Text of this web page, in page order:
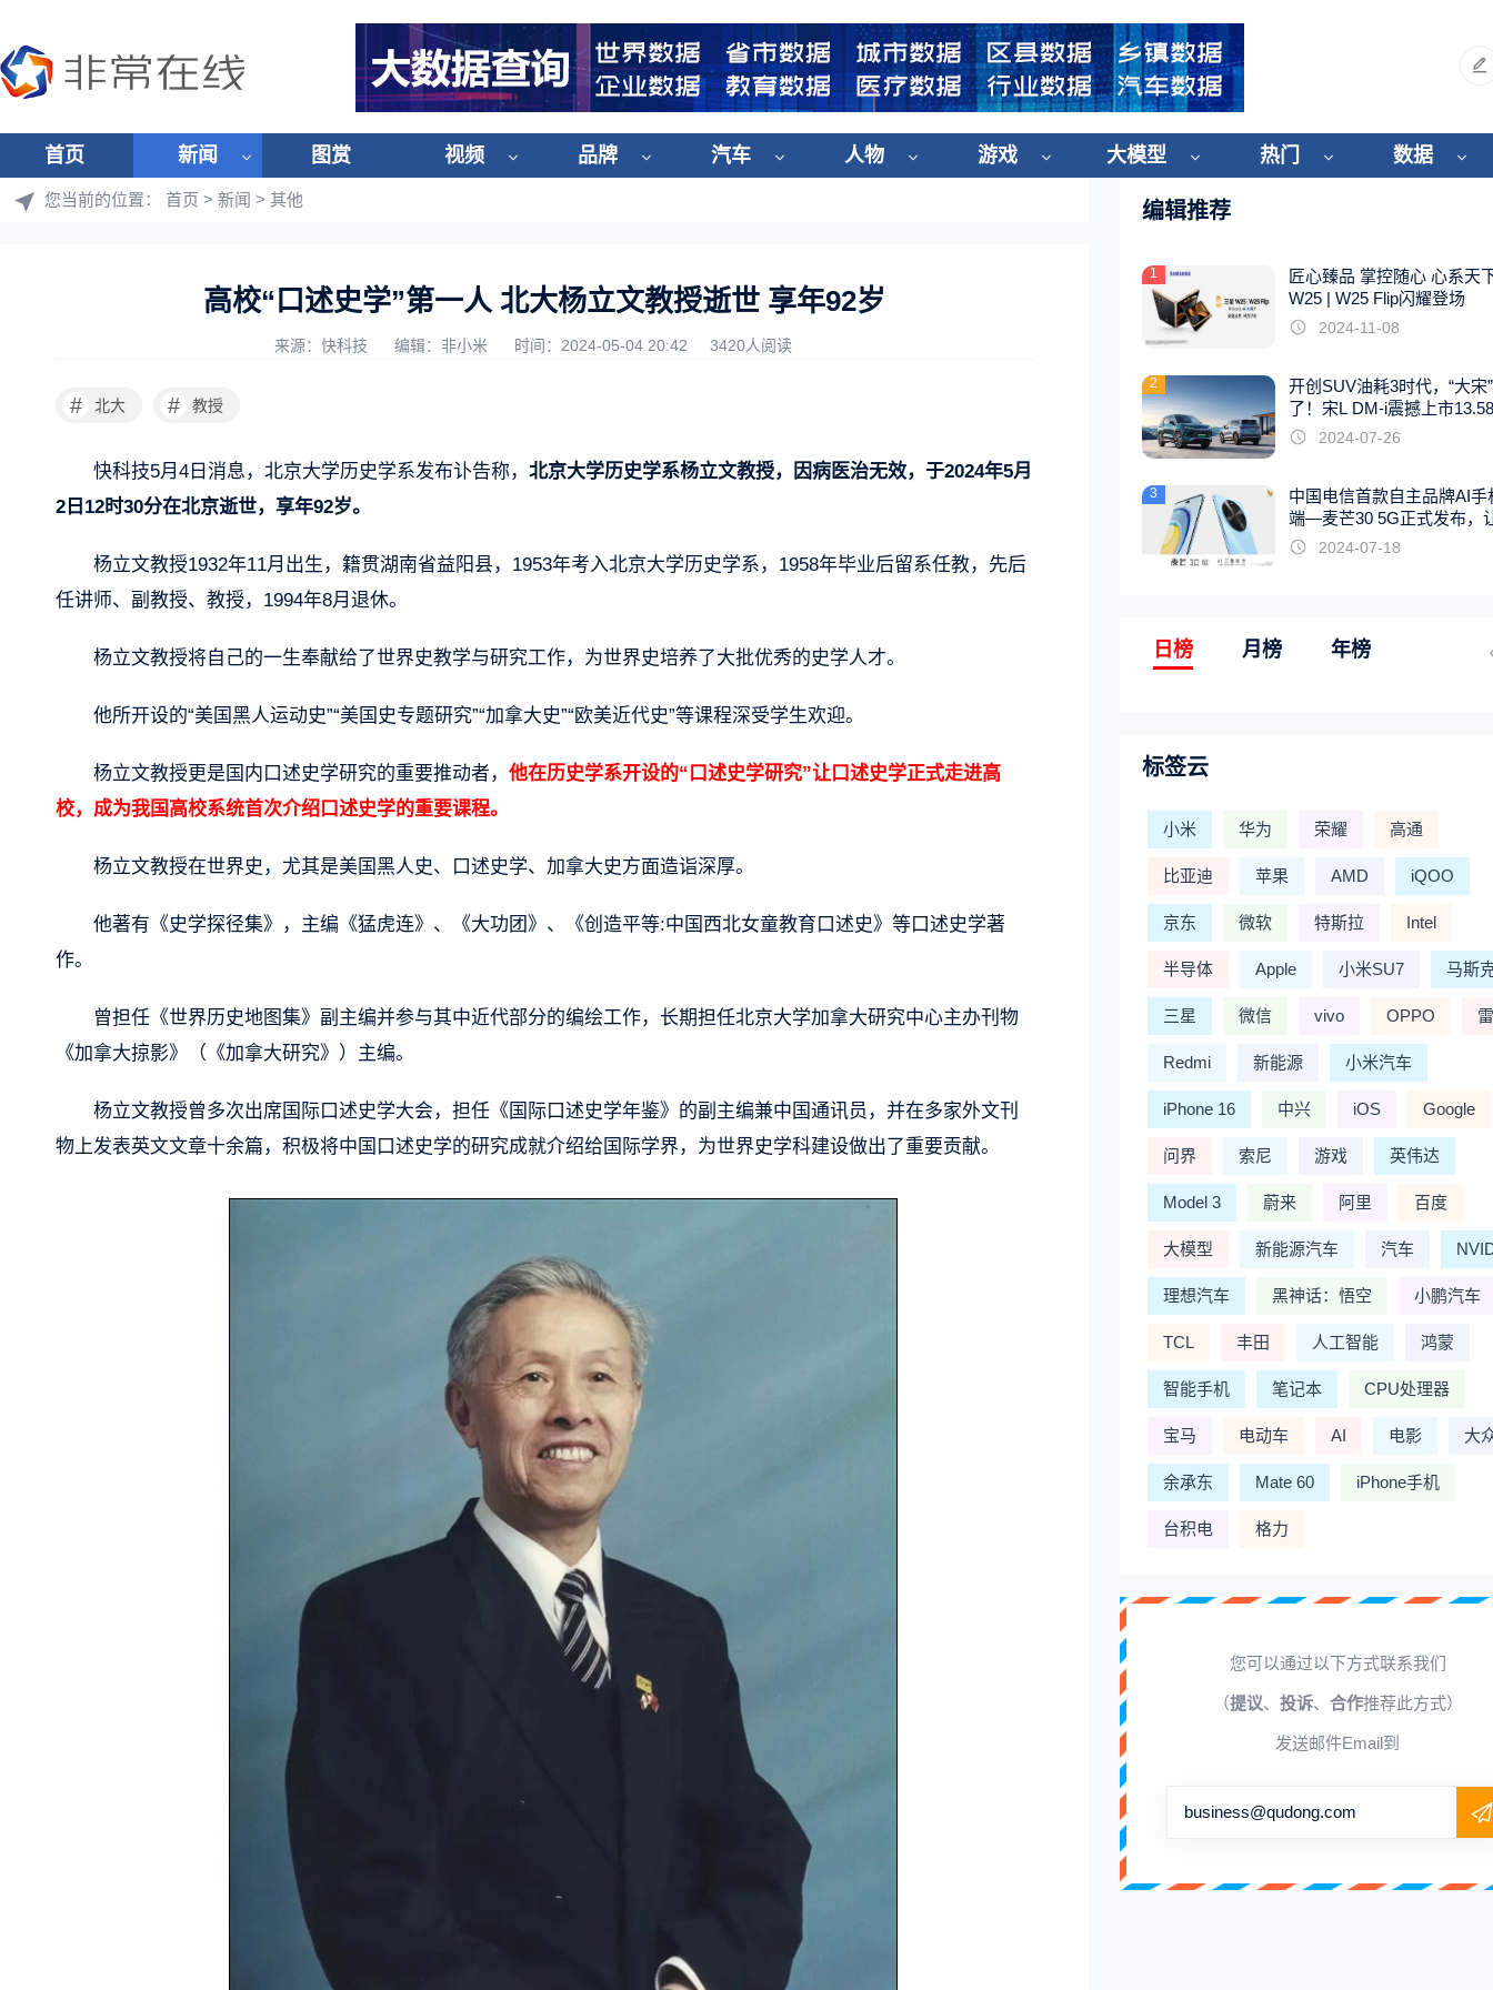
首页 新闻 图赏 视频 品牌 汽车 人物 游戏 大模型 热门 数据
您当前的位置： 首页 > 新闻 > 其他
高校“口述史学”第一人 北大杨立文教授逝世 享年92岁
来源：快科技 编辑：非小米 时间：2024-05-04 20:42 3420人阅读
# 北大 # 教授
快科技5月4日消息，北京大学历史学系发布讣告称， 北京大学历史学系杨立文教授，因病医治无效，于2024年5月
2日12时30分在北京逝世，享年92岁。
杨立文教授1932年11月出生，籍贯湖南省益阳县，1953年考入北京大学历史学系，1958年毕业后留系任教，先后
任讲师、副教授、教授，1994年8月退休。
杨立文教授将自己的一生奉献给了世界史教学与研究工作，为世界史培养了大批优秀的史学人才。
他所开设的“美国黑人运动史”“美国史专题研究”“加拿大史”“欧美近代史”等课程深受学生欢迎。
杨立文教授更是国内口述史学研究的重要推动者， 他在历史学系开设的“口述史学研究”让口述史学正式走进高
校，成为我国高校系统首次介绍口述史学的重要课程。
杨立文教授在世界史，尤其是美国黑人史、口述史学、加拿大史方面造诣深厚。
他著有《史学探径集》，主编《猛虎连》、《大功团》、《创造平等:中国西北女童教育口述史》等口述史学著
作。
曾担任《世界历史地图集》副主编并参与其中近代部分的编绘工作，长期担任北京大学加拿大研究中心主办刊物
《加拿大掠影》（《加拿大研究》）主编。
杨立文教授曾多次出席国际口述史学大会，担任《国际口述史学年鉴》的副主编兼中国通讯员，并在多家外文刊
物上发表英文文章十余篇，积极将中国口述史学的研究成就介绍给国际学界，为世界史学科建设做出了重要贡献。
编辑推荐
1
匠心臻品 掌控随心 心系天
W25 | W25 Flip闪耀登场
2024-11-08
2
开创SUV油耗3时代，“大宋
了！宋L DM-i震撼上市
起
2024-07-26
3
中国电信首款自主品牌AI手
端—麦芒30 5G正式发布，
触手可及2024-07-18
日榜 月榜 年榜
标签云
小米 华为 荣耀 高通
比亚迪 苹果 AMD iQOO
京东 微软 特斯拉 Intel
半导体 Apple 小米SU7 马斯
三星 微信 vivo OPPO
Redmi 新能源 小米汽车
iPhone 16 中兴 iOS Google
问界 索尼 游戏 英伟达
Model 3 蔚来 阿里 百度
大模型 新能源汽车 汽车
理想汽车 黑神话：悟空 小鹏汽车
TCL 丰田 人工智能 鸿蒙
智能手机 笔记本 CPU处理器
宝马 电动车 AI 电影 大
余承东 Mate 60 iPhone手机
台积电 格力
您可以通过以下方式联系我们
（提议、 投诉、 合作推荐此方式）
发送邮件Email到
business@qudong.com